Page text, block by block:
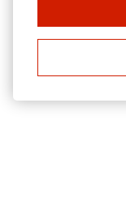
Тржиште 3/26